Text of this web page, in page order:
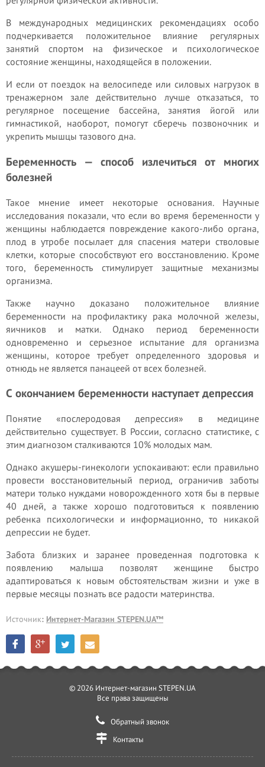
В международных медицинских рекомендациях особо
подчеркивается положительное влияние регулярных
занятий спортом на физическое и психологическое
состояние женщины, находящейся в положении.
И если от поездок на велосипеде или силовых нагрузок в
тренажерном зале действительно лучше отказаться, то
регулярное посещение бассейна, занятия йогой или
гимнастикой, наоборот, помогут сберечь позвоночник и
укрепить мышцы тазового дна.
Беременность — способ излечиться от многих
болезней
Такое мнение имеет некоторые основания. Научные
исследования показали, что если во время беременности у
женщины наблюдается повреждение какого-либо органа,
плод в утробе посылает для спасения матери стволовые
клетки, которые способствуют его восстановлению. Кроме
того, беременность стимулирует защитные механизмы
организма.
Также научно доказано положительное влияние
беременности на профилактику рака молочной железы,
яичников и матки. Однако период беременности
одновременно и серьезное испытание для организма
женщины, которое требует определенного здоровья и
отнюдь не является панацеей от всех болезней.
С окончанием беременности наступает депрессия
Понятие «послеродовая депрессия» в медицине
действительно существует. В России, согласно статистике, с
этим диагнозом сталкиваются 10% молодых мам.
Однако акушеры-гинекологи успокаивают: если правильно
провести восстановительный период, ограничив заботы
матери только нуждами новорожденного хотя бы в первые
40 дней, а также хорошо подготовиться к появлению
ребенка психологически и информационно, то никакой
депрессии не будет.
Забота близких и заранее проведенная подготовка к
появлению малыша позволят женщине быстро
адаптироваться к новым обстоятельствам жизни и уже в
первые месяцы познать все радости материнства.
Источник: Интернет-Магазин STEPEN.UA™
© 2026 Интернет-магазин STEPEN.UA
Все права защищены
Обратный звонок
Контакты